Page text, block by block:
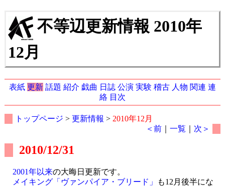
不等辺更新情報 2010年
12月
表紙 更新 話題 紹介 戯曲 日誌 公演 実験 稽古 人物 関連 連
絡 目次
トップページ > 更新情報 > 2010年12月
＜前 ｜一覧 次＞
2010/12/31
2001年以来の大晦日更新です。
メイキング「ヴァンパイア・ブリード」
も12月後半にな